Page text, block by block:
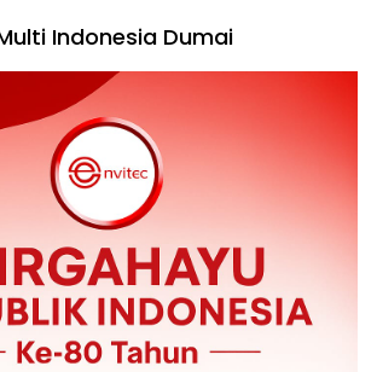
Indonesia Dumai